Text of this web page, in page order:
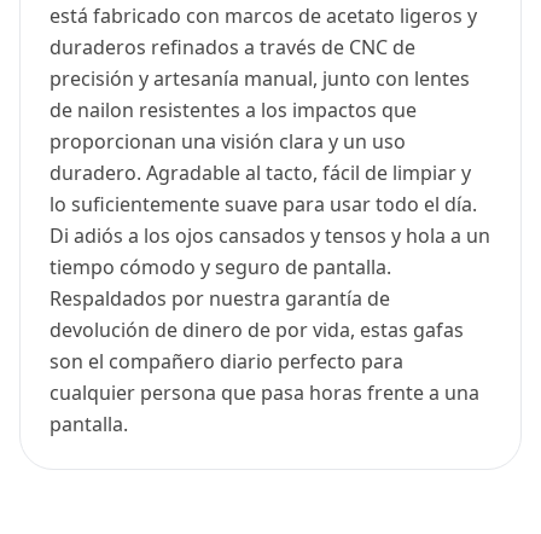
está fabricado con marcos de acetato ligeros y
duraderos refinados a través de CNC de
precisión y artesanía manual, junto con lentes
de nailon resistentes a los impactos que
proporcionan una visión clara y un uso
duradero. Agradable al tacto, fácil de limpiar y
lo suficientemente suave para usar todo el día.
Di adiós a los ojos cansados y tensos y hola a un
tiempo cómodo y seguro de pantalla.
Respaldados por nuestra garantía de
devolución de dinero de por vida, estas gafas
son el compañero diario perfecto para
cualquier persona que pasa horas frente a una
pantalla.